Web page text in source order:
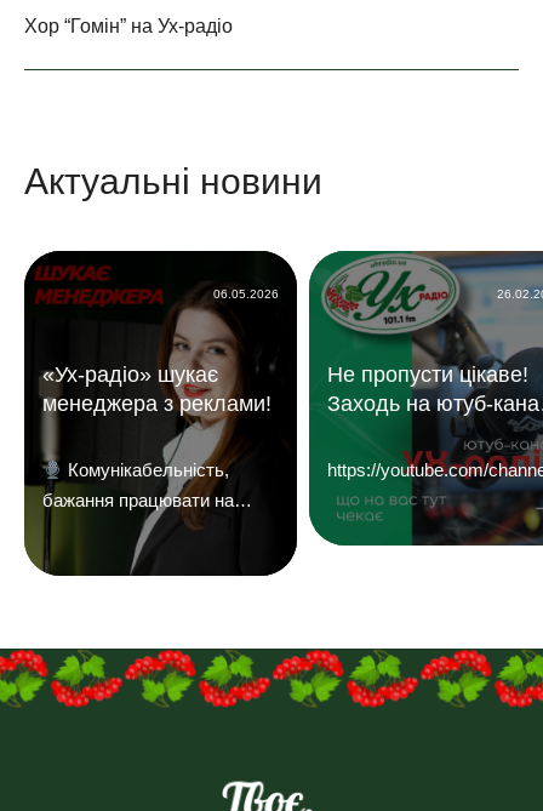
Хор “Гомін” на Ух-радіо
Актуальні новини
«Ух-радіо» шукає
менеджера з реклами!
Комунікабельність,
бажання працювати на
результат і досвід у
продажах — плюс.
пошту:uhreklama1@gmail.com
06.05.2026
Не пропусти цікаве!
Заходь на ютуб-
«УХ Радіо 101,1 фм»
https://youtube.com/